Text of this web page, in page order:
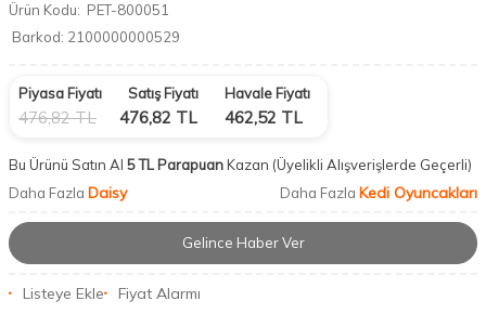
Ürün Kodu: PET-800051
Barkod: 2100000000529
Piyasa Fiyatı
476,82TL
Satış Fiyatı
476,82 TL
Havale Fiyatı
462,52 TL
Bu Ürünü Satın Al 5 TL ParapuanKazan (Üyelikli Alışverişlerde Geçerli)
Daha Fazla Daisy Daha Fazla Kedi Oyuncakları
Gelince Haber Ver
Listeye Ekle Fiyat Alarmı